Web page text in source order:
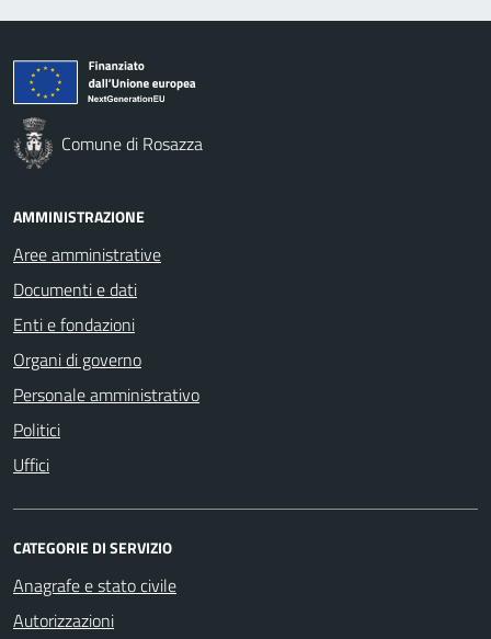
Comune di Rosazza
AMMINISTRAZIONE
Aree amministrative
Documenti e dati
Enti e fondazioni
Organi di governo
Personale amministrativo
Politici
Uffici
CATEGORIE DI SERVIZIO
Anagrafe e stato civile
Autorizzazioni